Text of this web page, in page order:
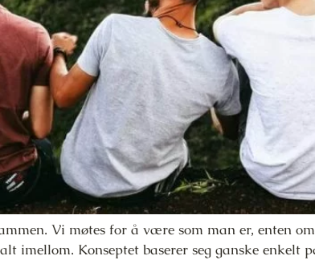
Vi møtes for å være som man er, enten
imellom. Konseptet baserer seg ganske enkelt